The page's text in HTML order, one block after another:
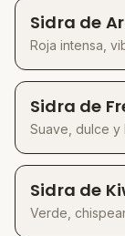
refrescante
Sidra de
Roja intensa,
Sidra de
Suave, dulce y
Sidra de
Verde,